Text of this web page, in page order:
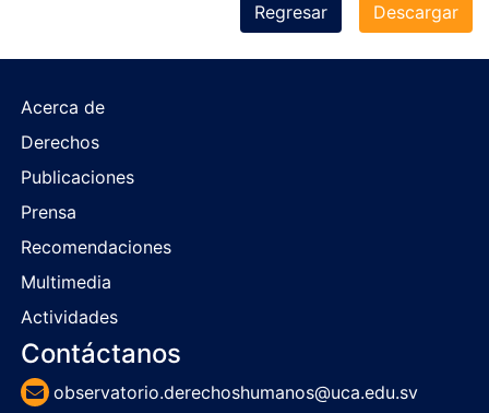
Descargar
Regresar
Acerca de
Derechos
Publicaciones
Prensa
Recomendaciones
Multimedia
Actividades
Contáctanos
observatorio.derechoshumanos@uca.edu.sv